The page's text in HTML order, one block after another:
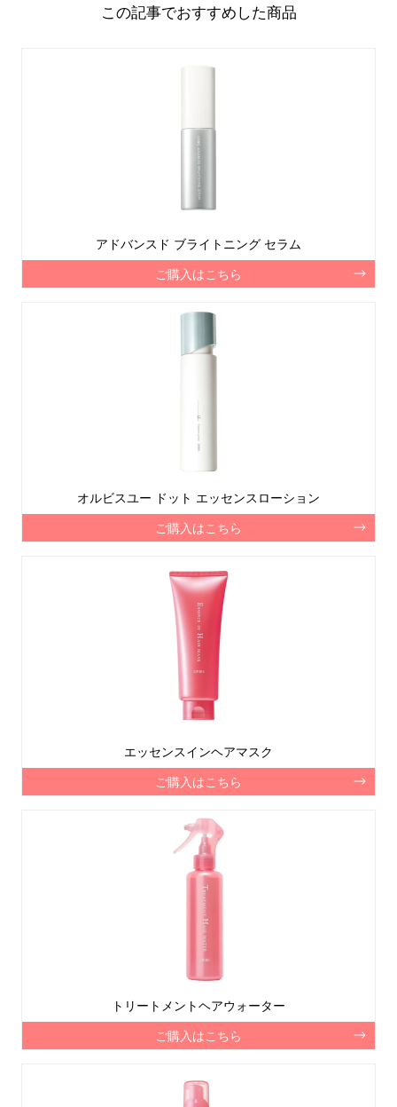
この記事でおすすめした商品
アドバンスド ブライトニング セラム
ご購入はこちら
オルビスユー ドット エッセンスローション
ご購入はこちら
エッセンスインヘアマスク
ご購入はこちら
トリートメントヘアウォーター
ご購入はこちら